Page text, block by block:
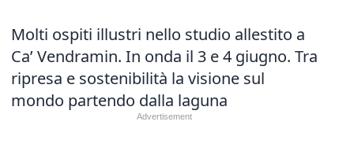
Molti ospiti illustri nello studio allestito a
Ca’ Vendramin. In onda il 3 e 4 giugno. Tra
ripresa e sostenibilità la visione sul
mondo partendo dalla laguna